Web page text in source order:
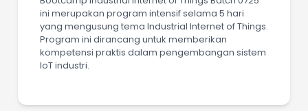
ini merupakan program intensif selama 5 hari
yang mengusung tema Industrial Internet of Things.
Program ini dirancang untuk memberikan
kompetensi praktis dalam pengembangan sistem
IoT industri.